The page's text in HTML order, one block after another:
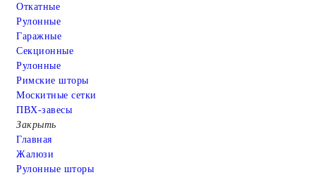
Откатные
Рулонные
Гаражные
Cекционные
Рулонные
Римские шторы
Москитные сетки
ПВХ-завесы
Закрыть
Главная
Жалюзи
Рулонные шторы